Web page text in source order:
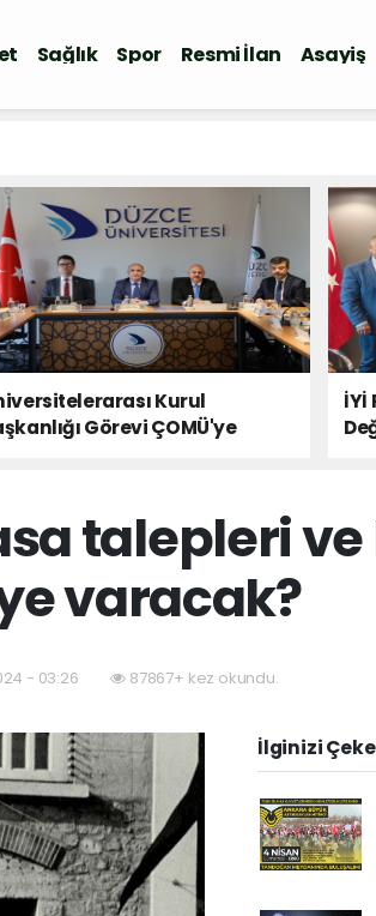
Sağlık Spor Resmi İlan Asayiş
Kurul
Görevi ÇOMÜ'ye
İYİ
talepleri ve
varacak?
- 03:26 87867+ kez okundu.
İlginizi